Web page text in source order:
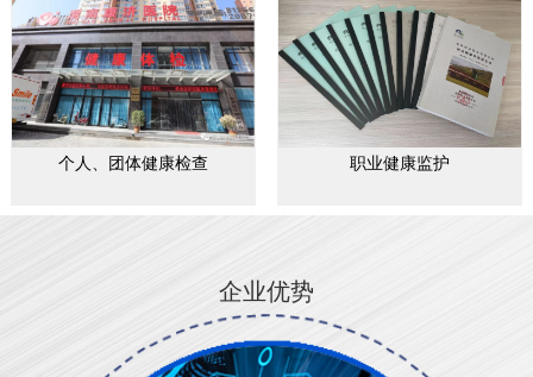
个人、团体健康检查 职业健康监护
企业优势